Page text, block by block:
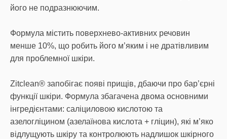
його не подразнюючим.
Формула містить поверхнево-активних речовин
менше 10%, що робить його м’яким і не дратівливим
для проблемної шкіри.
Zitclean® запобігає появі прищів, дбаючи про бар’єрні
функції шкіри. Формула збагачена двома основними
інгредієнтами: саліциловою кислотою та
азелогліцином (азелаїнова кислота + гліцин), які м’яко
відлущують шкіру та контролюють надлишок шкірного